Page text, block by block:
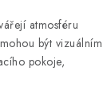
atmosféru
být vizuálním
pokoje,